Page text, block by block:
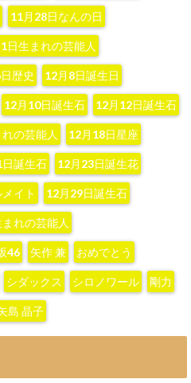
11月28日なんの日
日生まれの芸能人
歴史 12月8日誕生日
12月10日誕生石 12月12日誕生石
の芸能人 12月18日星座
誕生石 12月23日誕生花
イト 12月29日誕生石
れの芸能人
46‬ ‪矢作 兼‬ おめでとう
シダックス シロノワール 剛力
島 晶子